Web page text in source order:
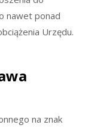
nawet ponad
Urzędu.
na znak